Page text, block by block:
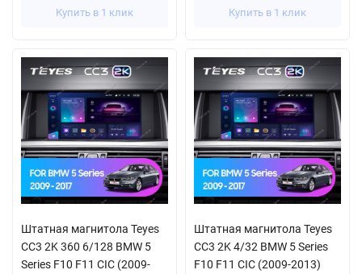
Купить в 1 клик Купить в 1 клик
Штатная магнитола Teyes
CC3 2K 360 6/128 BMW 5
Series F10 F11 CIC (2009-
Штатная магнитола Teyes
CC3 2K 4/32 BMW 5 Series
F10 F11 CIC (2009-2013)